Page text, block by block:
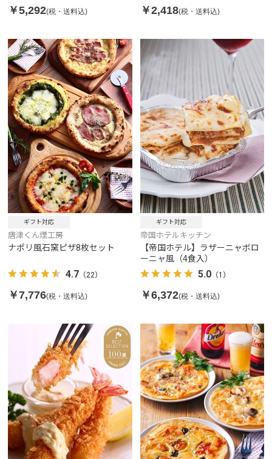
￥5,292(税・送料込) ￥2,418(税・送料込)
ギフト対応
唐津くん煙工房
ナポリ風石窯ピザ8枚セット
4.7 （22）
￥7,776(税・送料込)
ギフト対応
帝国ホテルキッチン
【帝国ホテル】ラザーニャボロ
ーニャ風（4食入）
5.0（1）
￥6,372(税・送料込)